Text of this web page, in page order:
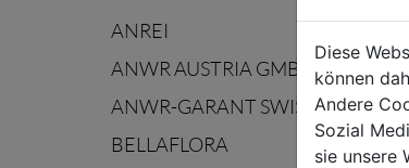
ANREI
ANWR AUSTRIA GMBH
ANWR-GARANT SWISS AG
BELLAFLORA
Diese
können
Andere
Sozial
sie unsere